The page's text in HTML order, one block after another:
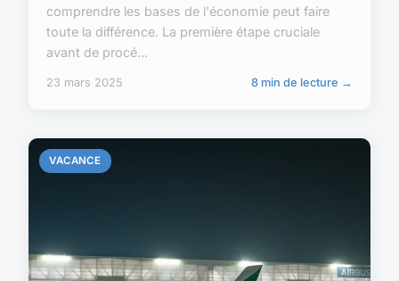
comprendre les bases de l'économie peut faire
toute la différence. La première étape cruciale
avant de procé...
23 mars 2025 8 min de lecture →
VACANCE